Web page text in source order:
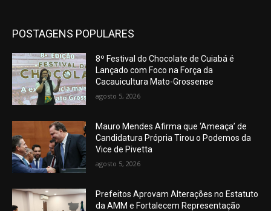
POSTAGENS POPULARES
8º Festival do Chocolate de Cuiabá é
Lançado com Foco na Força da
Cacauicultura Mato-Grossense
agosto 5, 2026
Mauro Mendes Afirma que ‘Ameaça’ de
Candidatura Própria Tirou o Podemos da
Vice de Pivetta
agosto 5, 2026
Prefeitos Aprovam Alterações no Estatuto
da AMM e Fortalecem Representação